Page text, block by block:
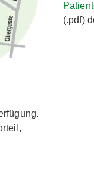
(.pdf)